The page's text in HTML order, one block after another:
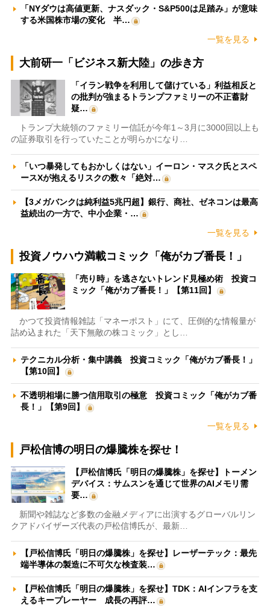
「NYダウは高値更新、ナスダック・S&P500は足踏み」が意味
する米国株市場の変化 半…
一覧を見る
大前研一「ビジネス新大陸」の歩き方
「イラン戦争を利用して儲けている」利益相反と
の批判が強まるトランプファミリーの不正蓄財
疑…
トランプ大統領のファミリー信託が今年1～3月に3000回以上も
の証券取引を行っていたことが明らかになり…
「いつ暴発してもおかしくはない」イーロン・マスク氏とスペ
ースXが抱えるリスクの数々「絶対…
【3メガバンクは純利益5兆円超】銀行、商社、ゼネコンは最高
益続出の一方で、中小企業・…
一覧を見る
投資ノウハウ満載コミック「俺がカブ番長！」
「売り時」を逃さないトレンド見極め術 投資コ
ミック「俺がカブ番長！」【第11回】
かつて投資情報雑誌「マネーポスト」にて、圧倒的な情報量が
詰め込まれた「天下無敵の株コミック」とし…
テクニカル分析・集中講義 投資コミック「俺がカブ番長！」
【第10回】
不透明相場に勝つ信用取引の極意 投資コミック「俺がカブ番
長！」【第9回】
一覧を見る
戸松信博の明日の爆騰株を探せ！
【戸松信博氏「明日の爆騰株」を探せ】トーメン
デバイス：サムスンを通じて世界のAIメモリ需
要…
新聞や雑誌など多数の金融メディアに出演するグローバルリン
クアドバイザーズ代表の戸松信博氏が、最新…
【戸松信博氏「明日の爆騰株」を探せ】レーザーテック：最先
端半導体の製造に不可欠な検査装…
【戸松信博氏「明日の爆騰株」を探せ】TDK：AIインフラを支
えるキープレーヤー 成長の再評…